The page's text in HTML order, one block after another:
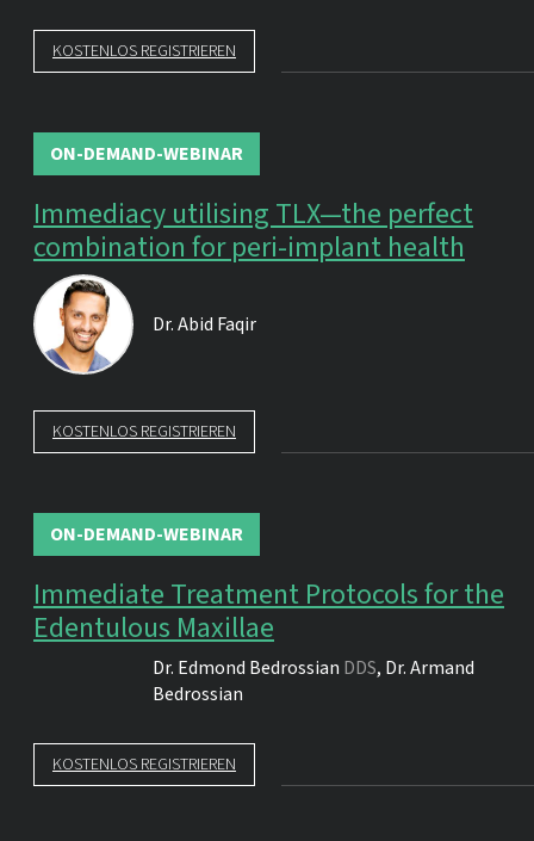
KOSTENLOS REGISTRIEREN
ON-DEMAND-WEBINAR
Immediacy utilising TLX—the perfect
combination for peri-implant health
Dr.Abid Faqir
KOSTENLOS REGISTRIEREN
ON-DEMAND-WEBINAR
Immediate Treatment Protocols for the
Edentulous Maxillae
Dr. Edmond Bedrossian DDS, Dr.Armand
Bedrossian
KOSTENLOS REGISTRIEREN